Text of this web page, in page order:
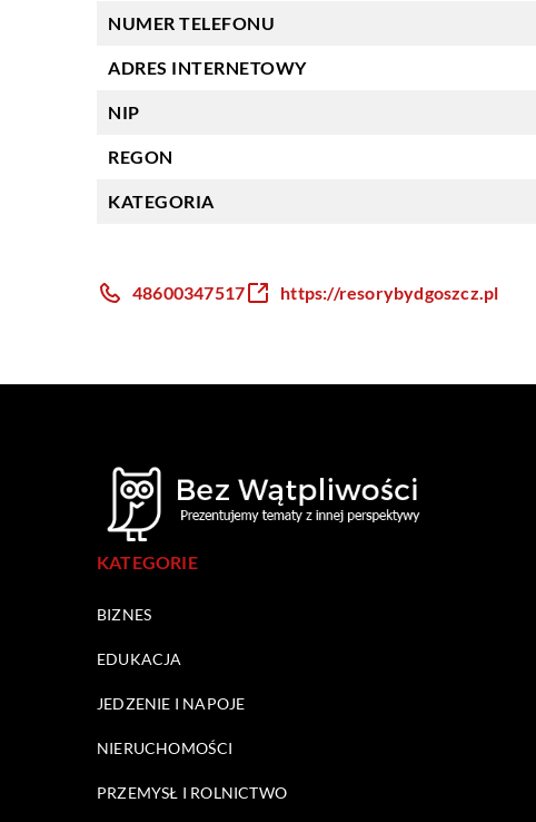
NUMER TELEFONU
ADRES INTERNETOWY
NIP
REGON
KATEGORIA
48600347517 https://resorybydgoszcz.pl
KATEGORIE
BIZNES
EDUKACJA
JEDZENIE I NAPOJE
NIERUCHOMOŚCI
PRZEMYSŁ I ROLNICTWO